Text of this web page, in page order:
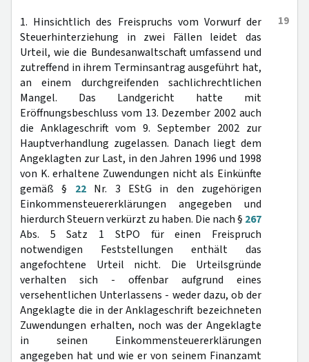
19
1. Hinsichtlich des Freispruchs vom Vorwurf der
Steuerhinterziehung in zwei Fällen leidet das
Urteil, wie die Bundesanwaltschaft umfassend und
zutreffend in ihrem Terminsantrag ausgeführt hat,
an einem durchgreifenden sachlichrechtlichen
Mangel. Das Landgericht hatte mit
Eröffnungsbeschluss vom 13. Dezember 2002 auch
die Anklageschrift vom 9. September 2002 zur
Hauptverhandlung zugelassen. Danach liegt dem
Angeklagten zur Last, in den Jahren 1996 und 1998
von K. erhaltene Zuwendungen nicht als Einkünfte
gemäß § 22Nr. 3 EStG in den zugehörigen
Einkommensteuererklärungen angegeben und
hierdurch Steuern verkürzt zu haben. Die nach § 267
Abs. 5 Satz 1 StPO für einen Freispruch
notwendigen Feststellungen enthält das
angefochtene Urteil nicht. Die Urteilsgründe
verhalten sich - offenbar aufgrund eines
versehentlichen Unterlassens - weder dazu, ob der
Angeklagte die in der Anklageschrift bezeichneten
Zuwendungen erhalten, noch was der Angeklagte
in seinen Einkommensteuererklärungen
angegeben hat und wie er von seinem Finanzamt